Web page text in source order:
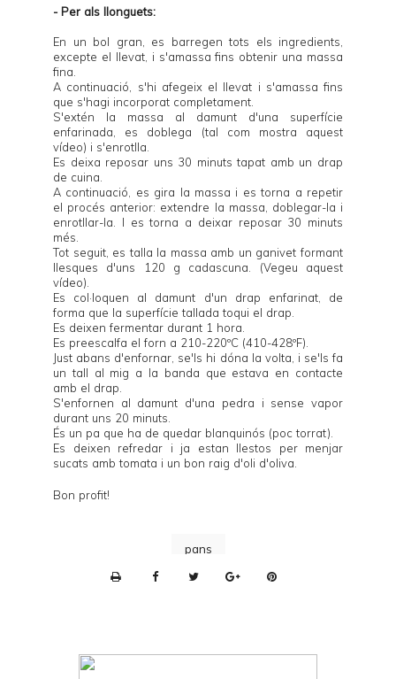
- Per als llonguets:
En un bol gran, es barregen tots els ingredients,
excepte el llevat, i s'amassa fins obtenir una massa
fina.
A continuació, s'hi afegeix el llevat i s'amassa fins
que s'hagi incorporat completament.
S'extén la massa al damunt d'una superfície
enfarinada, es doblega (tal com mostra aquest
vídeo) i s'enrotlla.
Es deixa reposar uns 30 minuts tapat amb un drap
de cuina.
A continuació, es gira la massa i es torna a repetir
el procés anterior: extendre la massa, doblegar-la i
enrotllar-la. I es torna a deixar reposar 30 minuts
més.
Tot seguit, es talla la massa amb un ganivet formant
llesques d'uns 120 g cadascuna. (Vegeu aquest
vídeo).
Es col·loquen al damunt d'un drap enfarinat, de
forma que la superfície tallada toqui el drap.
Es deixen fermentar durant 1 hora.
Es preescalfa el forn a 210-220ºC (410-428ºF).
Just abans d'enfornar, se'ls hi dóna la volta, i se'ls fa
un tall al mig a la banda que estava en contacte
amb el drap.
S'enfornen al damunt d'una pedra i sense vapor
durant uns 20 minuts.
És un pa que ha de quedar blanquinós (poc torrat).
Es deixen refredar i ja estan llestos per menjar
sucats amb tomata i un bon raig d'oli d'oliva.
Bon profit!
pans
n